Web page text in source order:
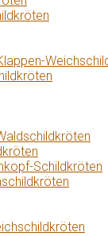
Schildkröten